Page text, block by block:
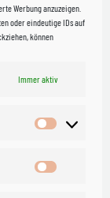
Werbung anzuzeigen.
oder eindeutige IDs auf
können
Immer aktiv
Vorlieben